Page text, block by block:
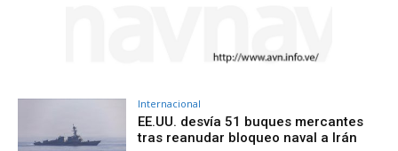
Internacional
EE.UU. desvía 51 buques mercantes
tras reanudar bloqueo naval a Irán